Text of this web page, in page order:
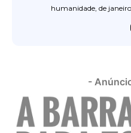
humanidade, de
-